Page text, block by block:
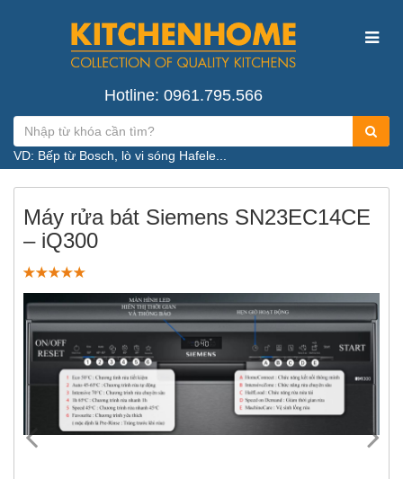
Hotline: 0961.795.566
VD: Bếp từ Bosch, lò vi sóng Hafele...
Máy rửa bát Siemens SN23EC14CE
– iQ300